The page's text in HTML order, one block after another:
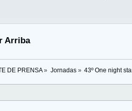
Arriba
DE PRENSA» Jornadas» 43º One night